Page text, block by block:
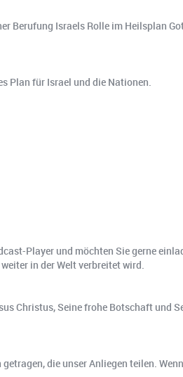
Israels Rolle im Heilsplan
Plan für Israel und die Nationen.
Player und möchten Sie gerne
in der Welt verbreitet wird.
Christus, Seine frohe Botschaft und
die unser Anliegen teilen.